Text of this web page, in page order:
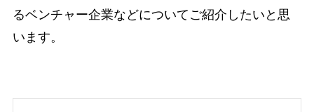
るベンチャー企業などについてご紹介したいと思
います。